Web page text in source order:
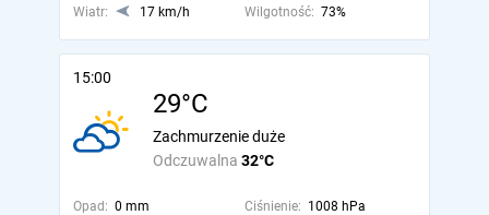
Wiatr:
17 km/h Wilgotność: 73%
15:00
29°C
Odczuwalna 32°C
Zachmurzenie duże
Opad: 0 mm Ciśnienie: 1008 hPa